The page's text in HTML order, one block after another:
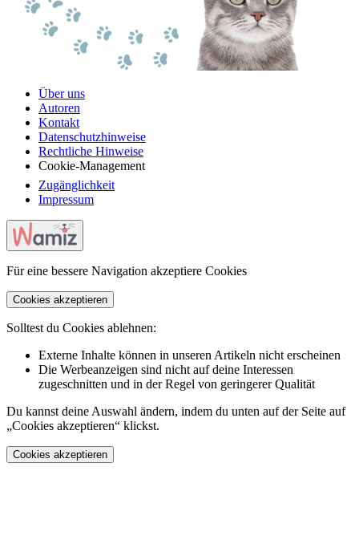
Über uns
Autoren
Kontakt
Datenschutzhinweise
Rechtliche Hinweise
Cookie-Management
Zugänglichkeit
Impressum
Für eine bessere Navigation akzeptiere Cookies
Cookies akzeptieren
Solltest du Cookies ablehnen:
Externe Inhalte können in unseren Artikeln nicht erscheinen
Die Werbeanzeigen sind nicht auf deine Interessen
zugeschnitten und in der Regel von geringerer Qualität
Du kannst deine Auswahl ändern, indem du unten auf der Seite auf
„Cookies akzeptieren“ klickst.
Cookies akzeptieren